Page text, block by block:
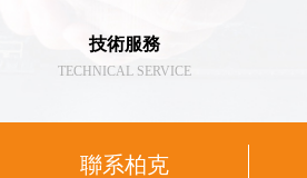
技術服務
TECHNICAL SERVICE
聯系柏克